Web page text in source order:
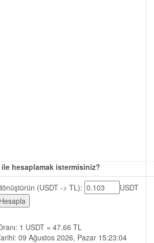
hesaplamak istermisiniz?
(USDT -> TL):
USDT
1 USDT = 47.66 TL
09 Ağustos 2026, Pazar 15:23:04